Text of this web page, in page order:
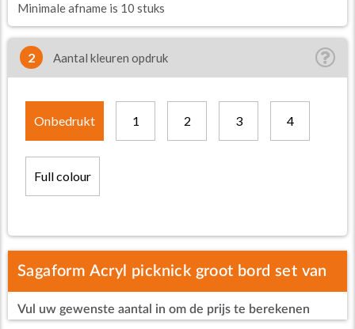
Minimale afname is 10 stuks
2 Aantal kleuren opdruk
Onbedrukt 1 2 3 4
Full colour
Sagaform Acryl picknick groot bord set van
2 Ø26cm
Vul uw gewenste aantal in om de prijs te berekenen